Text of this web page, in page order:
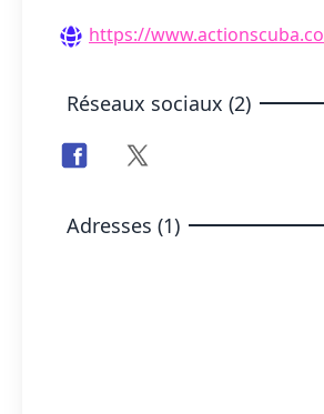
https://
Réseaux sociaux (2)
Adresses (1)